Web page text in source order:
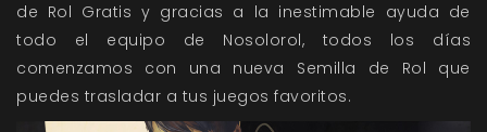
de Rol Gratis y gracias a la inestimable ayuda de
todo el equipo de Nosolorol, todos los días
comenzamos con una nueva Semilla de Rol que
puedes trasladar a tus juegos favoritos.